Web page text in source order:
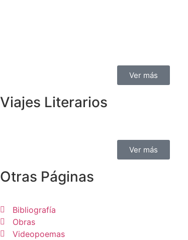
Ver más
Viajes Literarios
Ver más
Otras Páginas
Bibliografía
Obras
Videopoemas